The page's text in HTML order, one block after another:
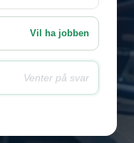
Vil ha jobben
Venter på svar